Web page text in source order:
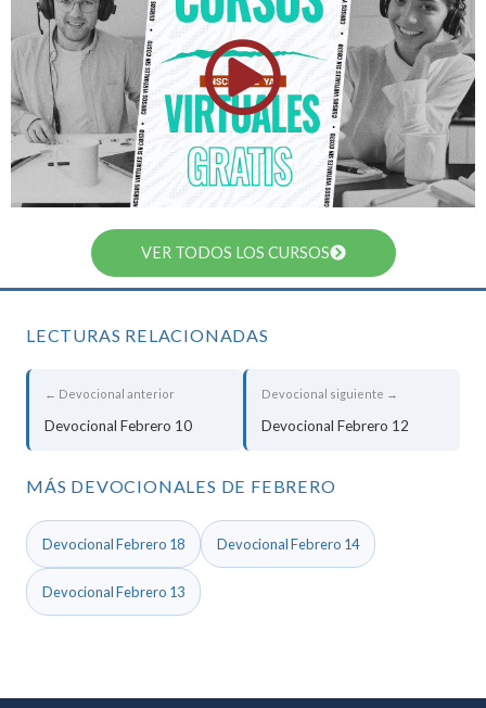
VER TODOS LOS CURSOS
LECTURAS RELACIONADAS
← Devocional anterior
Devocional Febrero 10
Devocional siguiente →
Devocional Febrero 12
MÁS DEVOCIONALES DE FEBRERO
Devocional Febrero 18 Devocional Febrero 14
Devocional Febrero 13